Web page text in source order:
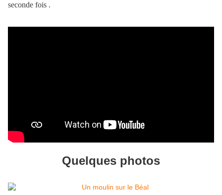
seconde fois .
Quelques photos